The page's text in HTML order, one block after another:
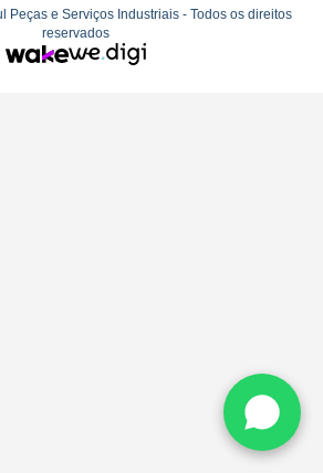
Peças e Serviços Industriais - Todos os direitos
reservados